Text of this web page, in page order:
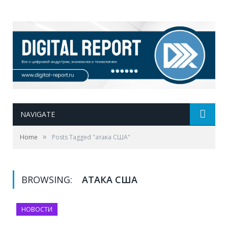
NAVIGATE
Home » Posts Tagged "атака США"
BROWSING: АТАКА США
НОВОСТИ